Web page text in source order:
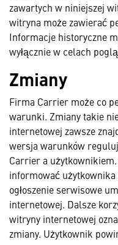
zawartych w niniejszej
witryna może zawierać
Informacje historyczne
wyłącznie w celach
Zmiany
Firma Carrier może co
warunki. Zmiany takie
internetowej zawsze
wersja warunków
Carrier a
informować
ogłoszenie serwisowe
internetowej. Dalsze
witryny internetowej
zmiany. Użytkownik